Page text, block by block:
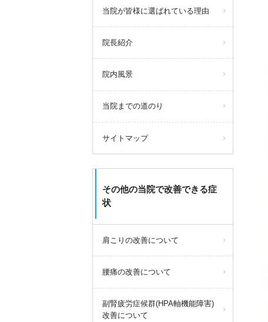
当院が皆様に選ばれている理由
院長紹介
院内風景
当院までの道のり
サイトマップ
その他の当院で改善できる症
状
肩こりの改善について
腰痛の改善について
副腎疲労症候群(HPA軸機能障害)
改善について